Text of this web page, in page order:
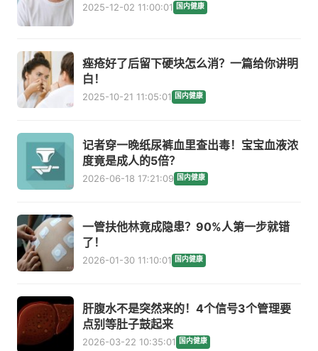
2025-12-02 11:00:01 国内健康
痤疮好了后留下硬块怎么消？一篇给你讲明
白！
2025-10-21 11:05:01 国内健康
记者穿一晚纸尿裤血里查出毒！宝宝血液浓
度竟是成人的5倍？
2026-06-18 17:21:09 国内健康
一管扶他林竟成隐患？90%人第一步就错
了！
2026-01-30 11:10:01 国内健康
肝腹水不是突然来的！4个信号3个管理要
点别等肚子鼓起来
2026-03-22 10:35:01 国内健康